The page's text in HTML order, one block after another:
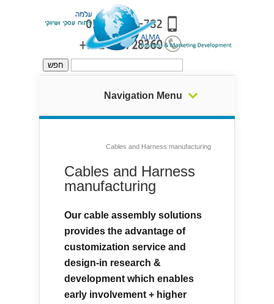
Navigation Menu
Cables and Harness manufacturing
Cables and Harness
manufacturing
Our cable assembly solutions
provides the advantage of
customization service and
design-in research &
development which enables
early involvement + higher